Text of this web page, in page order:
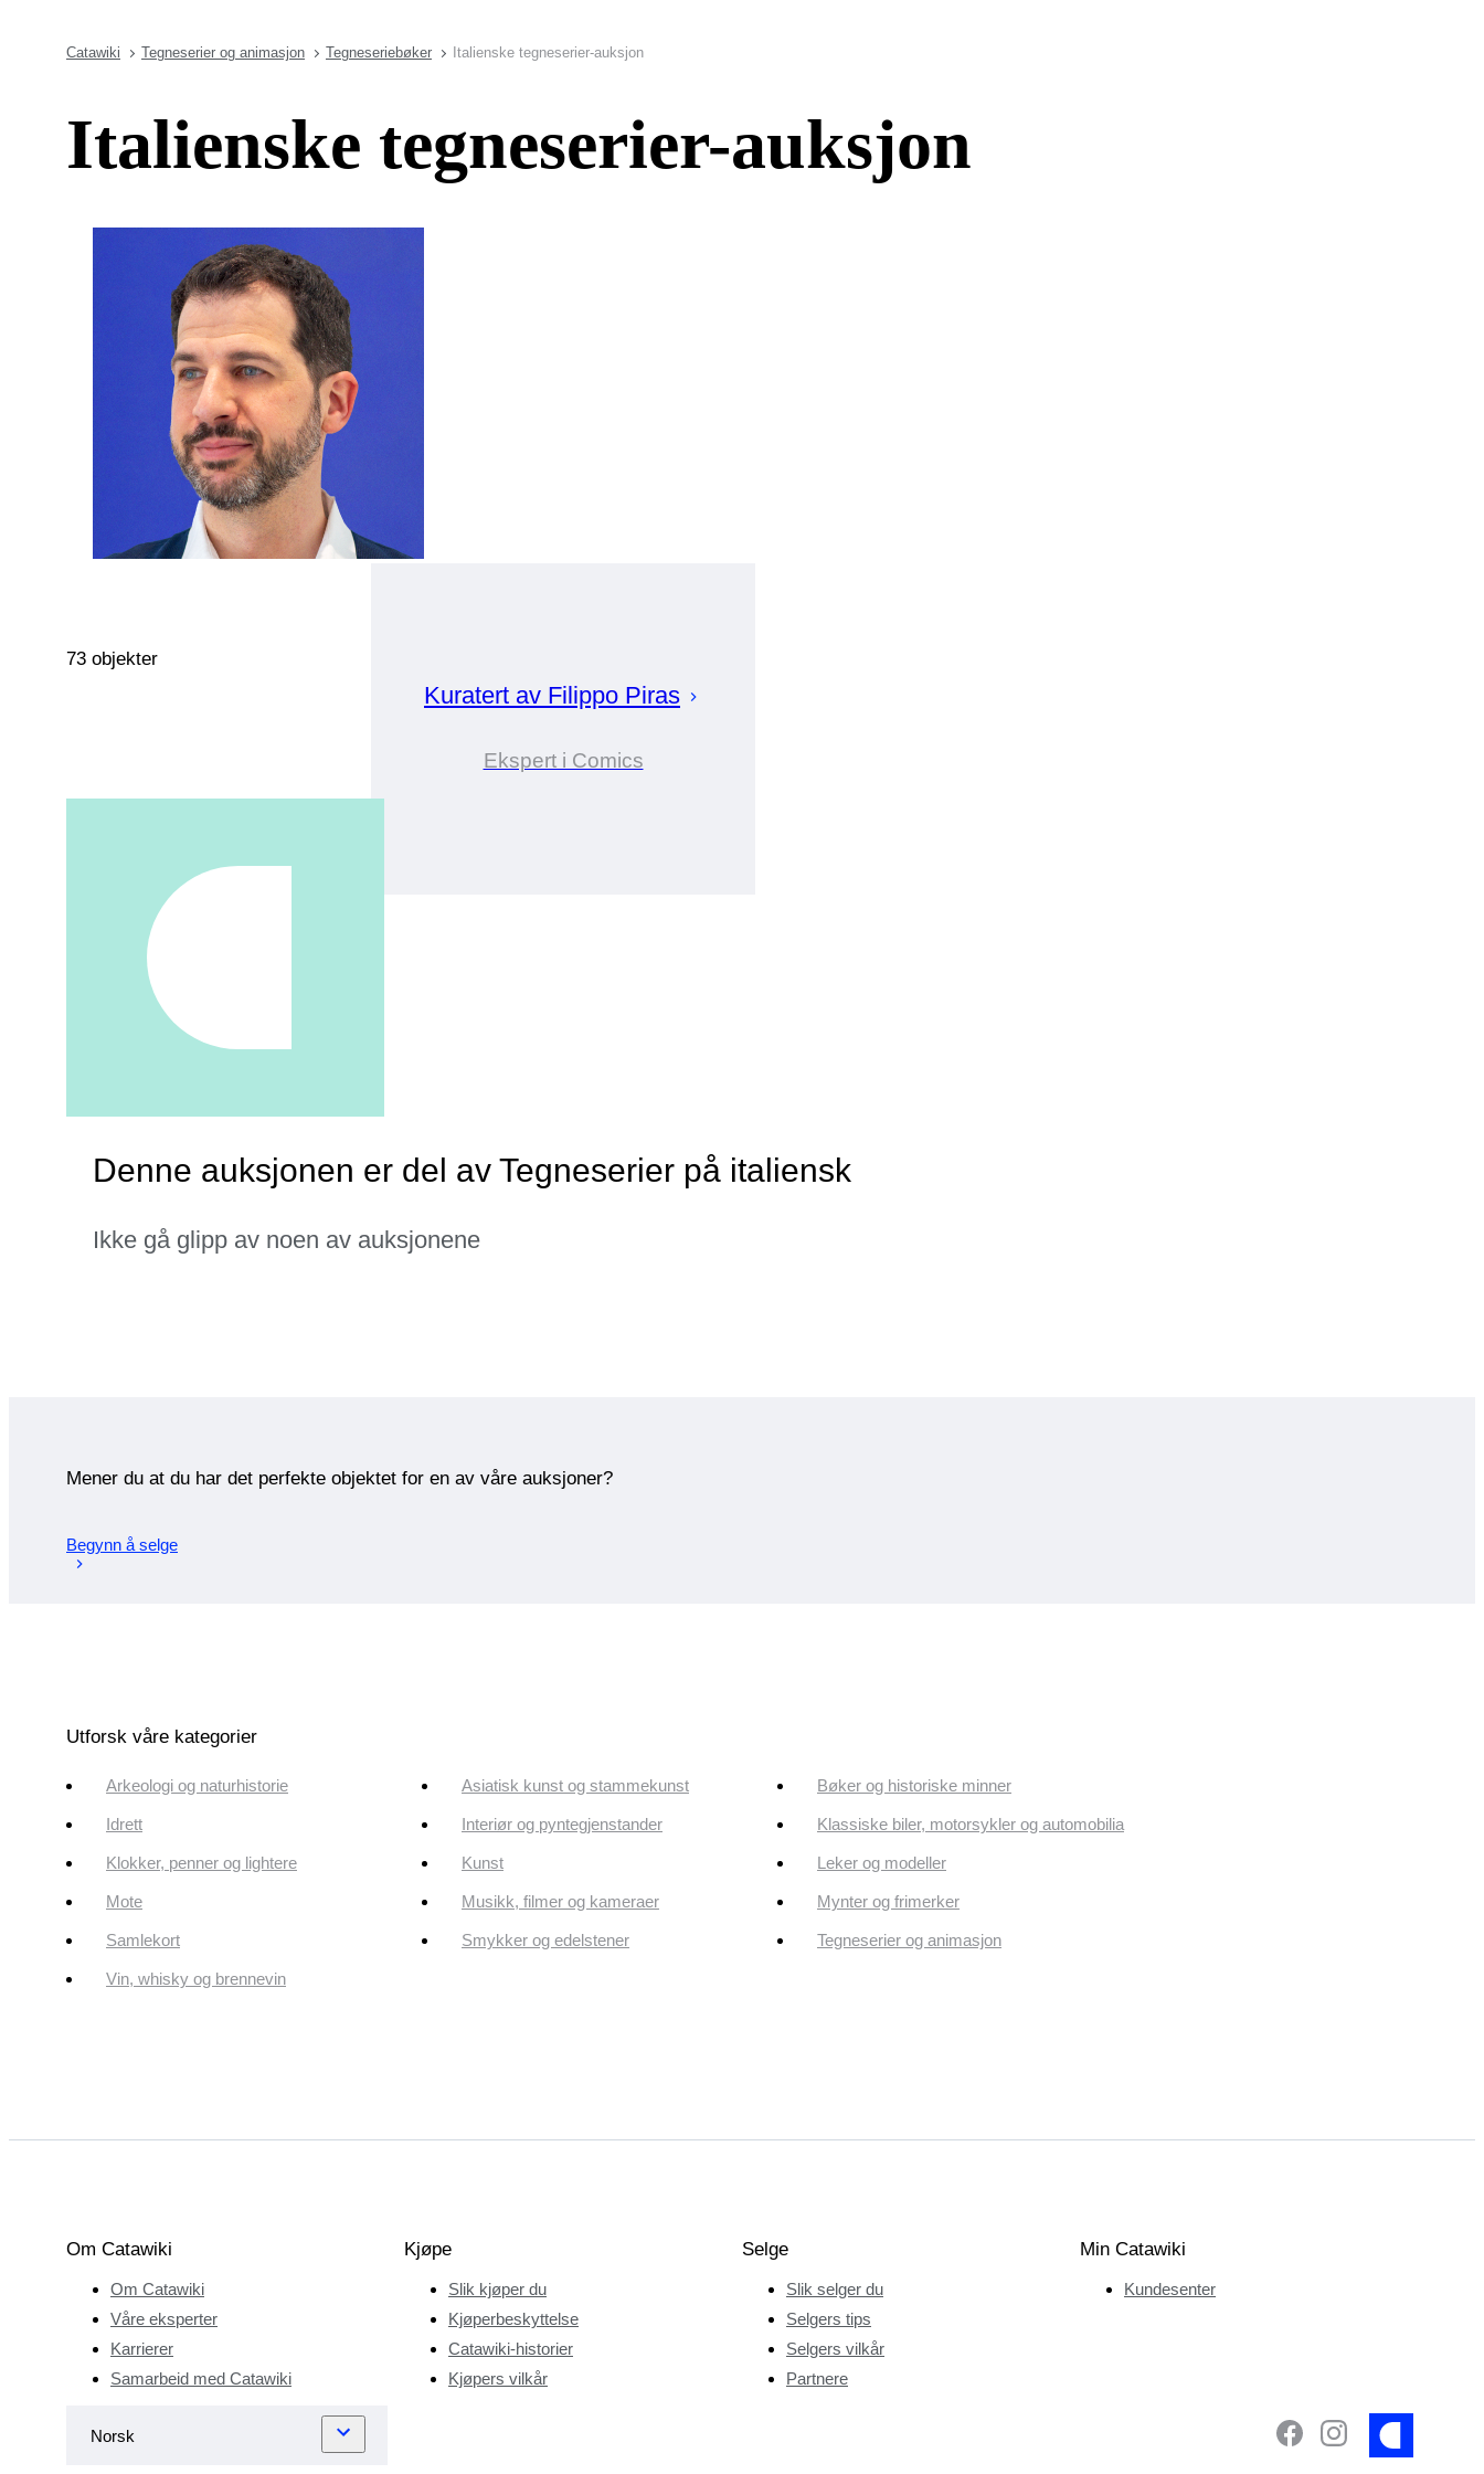
Catawiki Tegneserier og animasjon Tegneseriebøker Italienske tegneserier-auksjon
Italienske tegneserier-auksjon
Kuratert av Filippo Piras
Ekspert i Comics
73 objekter
Denne auksjonen er del av Tegneserier på italiensk
Ikke gå glipp av noen av auksjonene
Mener du at du har det perfekte objektet for en av våre auksjoner?
Begynn å selge
Utforsk våre kategorier
Arkeologi og naturhistorie Asiatisk kunst og stammekunst Bøker og historiske minner
Idrett Interiør og pyntegjenstander Klassiske biler, motorsykler og automobilia
Klokker, penner og lightere Kunst Leker og modeller
Mote Musikk, filmer og kameraer Mynter og frimerker
Samlekort Smykker og edelstener Tegneserier og animasjon
Vin, whisky og brennevin
Om Catawiki
Om Catawiki
Våre eksperter
Karrierer
Samarbeid med Catawiki
Kjøpe
Slik kjøper du
Kjøperbeskyttelse
Catawiki-historier
Kjøpers vilkår
Selge
Slik selger du
Selgers tips
Selgers vilkår
Partnere
Min Catawiki
Kundesenter